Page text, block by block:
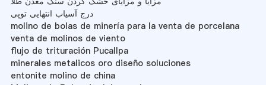
درج آسیاب انتهایی توپی
molino de bolas de minería para la venta de porcelana
venta de molinos de viento
flujo de trituración Pucallpa
minerales metalicos oro diseño soluciones
entonite molino de china